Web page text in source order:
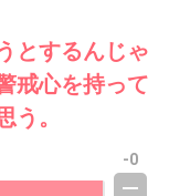
とするんじゃ
戒心を持って
。
-0